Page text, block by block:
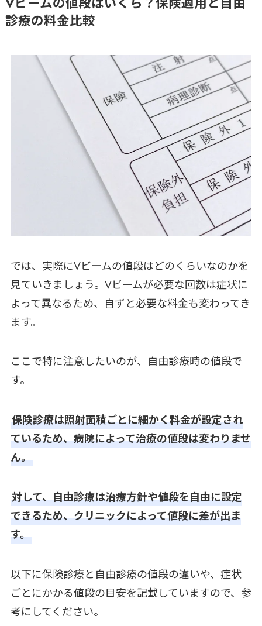
診療の料金比較
では、実際にVビームの値段はどのくらいなのかを
見ていきましょう。Vビームが必要な回数は症状に
よって異なるため、自ずと必要な料金も変わってき
ます。
ここで特に注意したいのが、自由診療時の値段で
す。
保険診療は照射面積ごとに細かく料金が設定され
ているため、病院によって治療の値段は変わりませ
ん。
対して、自由診療は治療方針や値段を自由に設定
できるため、クリニックによって値段に差が出ま
す。
以下に保険診療と自由診療の値段の違いや、症状
ごとにかかる値段の目安を記載していますので、参
考にしてください。